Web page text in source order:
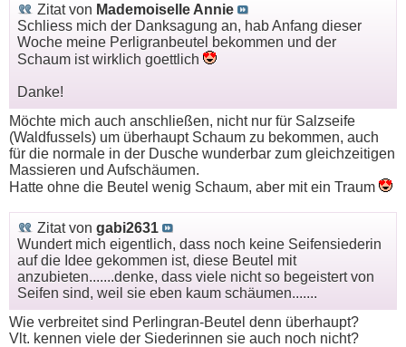
Zitat von Mademoiselle Annie
Schliess mich der Danksagung an, hab Anfang dieser
Woche meine Perligranbeutel bekommen und der
Schaum ist wirklich goettlich
Danke!
Möchte mich auch anschließen, nicht nur für Salzseife
(Waldfussels) um überhaupt Schaum zu bekommen, auch
für die normale in der Dusche wunderbar zum gleichzeitigen
Massieren und Aufschäumen.
Hatte ohne die Beutel wenig Schaum, aber mit ein Traum
Zitat von gabi2631
Wundert mich eigentlich, dass noch keine Seifensiederin
auf die Idee gekommen ist, diese Beutel mit
anzubieten.......denke, dass viele nicht so begeistert von
Seifen sind, weil sie eben kaum schäumen.......
Wie verbreitet sind Perlingran-Beutel denn überhaupt?
Vlt. kennen viele der Siederinnen sie auch noch nicht?